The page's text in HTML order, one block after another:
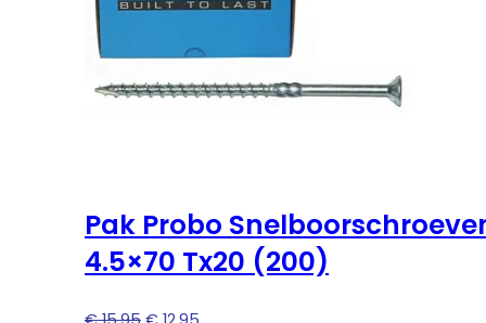
Pak Probo
4.5×70 Tx20 (200)
Oorspronkelijke